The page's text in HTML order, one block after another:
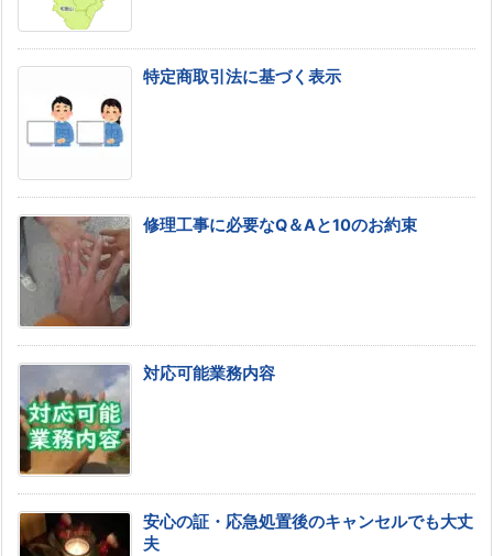
特定商取引法に基づく表示
修理工事に必要なQ＆Aと10のお約束
対応可能業務内容
安心の証・応急処置後のキャンセルでも大丈
夫